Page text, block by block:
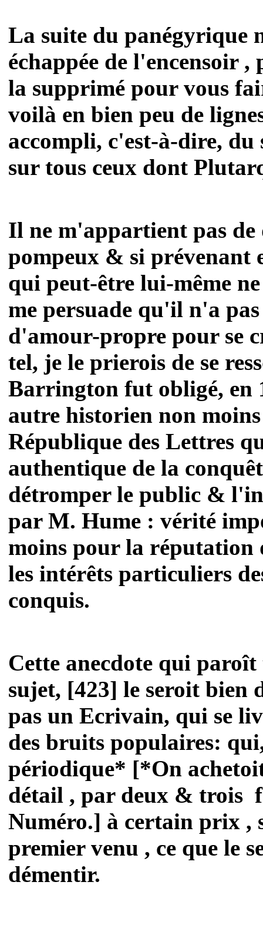
La suite du panégyrique
échappée de l'encensoir
la supprimé pour vous
voilà en bien peu de
accompli, c'est-à-dire, du
sur tous ceux dont
Il ne m'appartient pas de
pompeux & si prévenant
qui peut-être lui-même
me persuade qu'il n'a
d'amour-propre pour se
tel, je le prierois de se
Barrington fut obligé, en
autre historien non
République des Lettres
authentique de la
détromper le public &
par M. Hume : vérité
moins pour la réputation
les intérêts particuliers
conquis.
Cette anecdote qui
sujet, [423] le seroit bien
pas un Ecrivain, qui se
des bruits populaires:
périodique* [*On
détail , par deux & trois
Numéro.] à certain prix ,
premier venu , ce que le
démentir.